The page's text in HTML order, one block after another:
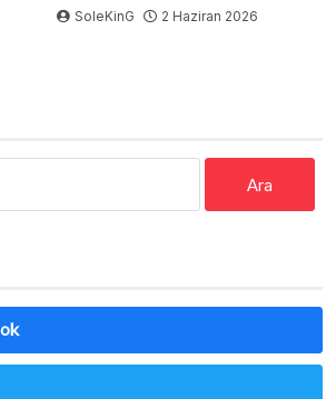
SoleKinG 2 Haziran 2026